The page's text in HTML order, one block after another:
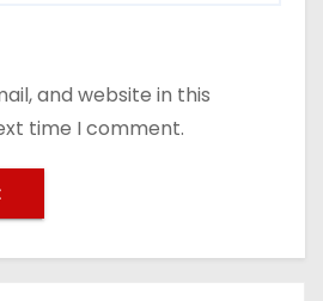
and website in this
time I comment.